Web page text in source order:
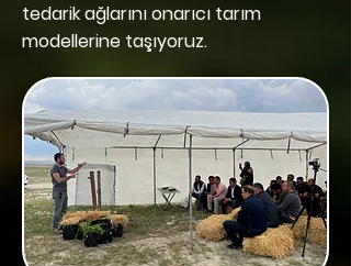
tedarik ağlarını onarıcı tarım
modellerine taşıyoruz.